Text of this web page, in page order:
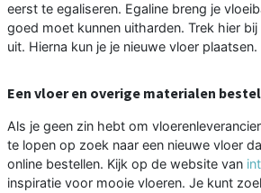
eerst te egaliseren. Egaline breng je
goed moet kunnen uitharden. Trek hier
uit. Hierna kun je je nieuwe vloer plaatsen.
Een vloer en overige materialen
Als je geen zin hebt om
te lopen op zoek naar een nieuwe vloer
online bestellen. Kijk op de website van
inspiratie voor mooie vloeren. Je kunt